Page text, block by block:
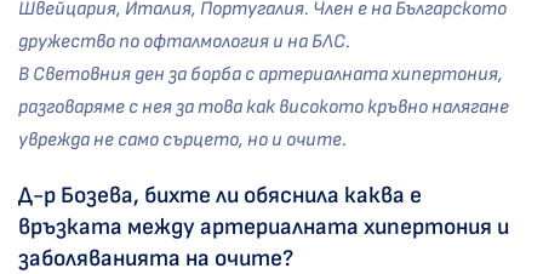
Швейцария, Италия, Португалия. Член е на Българското
дружество по офталмология и на БЛС.
В Световния ден за борба с артериалната хипертония,
разговаряме с нея за това как високото кръвно налягане
уврежда не само сърцето, но и очите.
Д-р Бозева, бихте ли обяснила каква е
връзката между артериалната хипертония и
заболяванията на очите?